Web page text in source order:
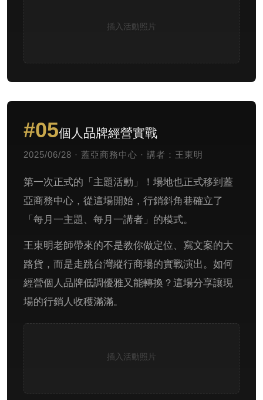
插入活動照片
#05個人品牌經營實戰
2025/06/28 · 蓋亞商務中心 · 講者：王東明
第一次正式的「主題活動」！場地也正式移到蓋
亞商務中心，從這場開始，行銷斜角巷確立了
「每月一主題、每月一講者」的模式。
王東明老師帶來的不是教你做定位、寫文案的大
路貨，而是走跳台灣縱行商場的實戰演出。如何
經營個人品牌低調優雅又能轉換？這場分享讓現
場的行銷人收穫滿滿。
插入活動照片